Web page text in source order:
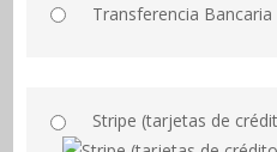
Transferencia Bancaria
Stripe (tarjetas de